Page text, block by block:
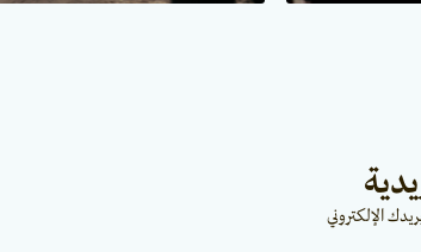
الإلكتروني